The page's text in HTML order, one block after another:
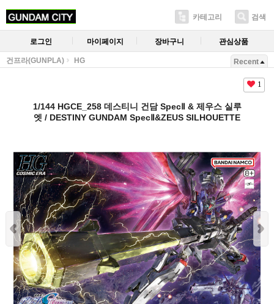
카테고리 검색
로그인 마이페이지 장바구니 관심상품
건프라(GUNPLA) HG Recent
1
1/144 HGCE_258 데스티니 건담 SpecⅡ & 제우스 실루
엣 / DESTINY GUNDAM SpecⅡ&ZEUS SILHOUETTE